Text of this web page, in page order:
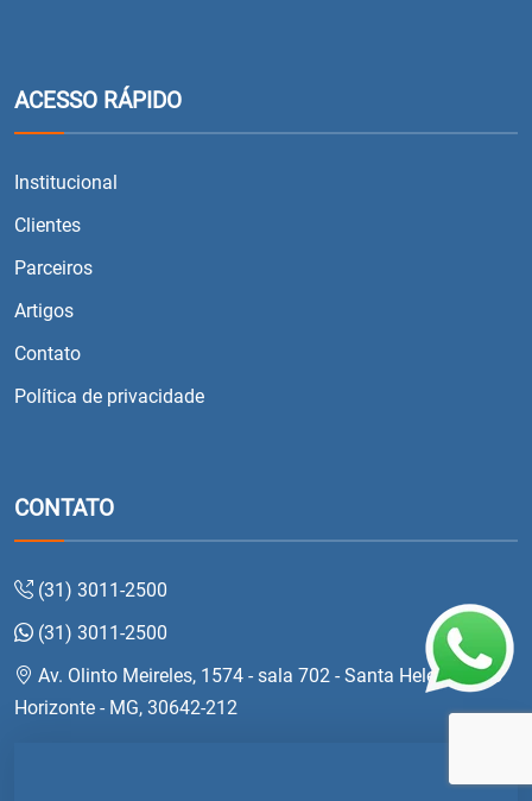
ACESSO RÁPIDO
Institucional
Clientes
Parceiros
Artigos
Contato
Política de privacidade
CONTATO
(31) 3011-2500
(31) 3011-2500
Av. Olinto Meireles, 1574 - sala 702 - Santa Helena, Belo
Horizonte - MG, 30642-212